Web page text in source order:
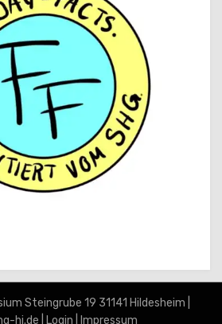
Steingrube 19 31141 Hildesheim |
hi.de |
Login Impressum